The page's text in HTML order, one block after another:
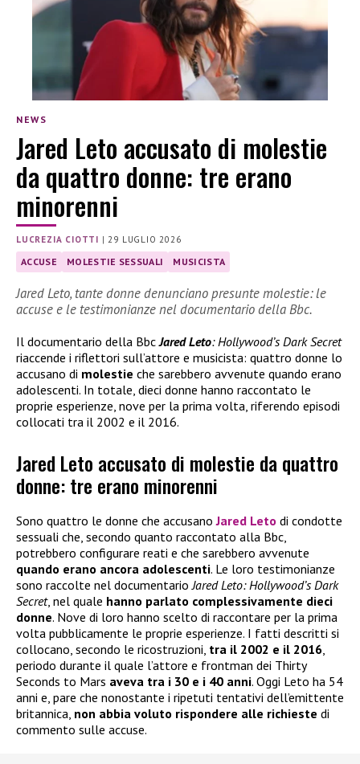
NEWS
Jared Leto accusato di molestie
da quattro donne: tre erano
minorenni
LUCREZIA CIOTTI | 29 LUGLIO 2026
ACCUSE MOLESTIE SESSUALI MUSICISTA
Jared Leto, tante donne denunciano presunte molestie: le
accuse e le testimonianze nel documentario della Bbc.
Il documentario della BbcJared Leto: Hollywood’s Dark Secret
riaccende i riflettori sull’attore e musicista: quattro donne lo
accusano di molestie che sarebbero avvenute quando erano
adolescenti. In totale, dieci donne hanno raccontato le
proprie esperienze, nove per la prima volta, riferendo episodi
collocati tra il 2002 e il 2016.
Jared Leto accusato di molestie da quattro
donne: tre erano minorenni
Sono quattro le donne che accusanoJared Leto di condotte
sessuali che, secondo quanto raccontato alla Bbc,
potrebbero configurare reati e che sarebbero avvenute
quando erano ancora adolescenti. Le loro testimonianze
sono raccolte nel documentario Jared Leto: Hollywood’s Dark
Secret, nel quale hanno parlato complessivamente dieci
donne. Nove di loro hanno scelto di raccontare per la prima
volta pubblicamente le proprie esperienze. I fatti descritti si
collocano, secondo le ricostruzioni, tra il 2002 e il 2016
periodo durante il quale l’attore e frontman dei Thirty
Seconds to Mars aveva tra i 30 e i 40 anni. Oggi Leto ha 54
anni e, pare che nonostante i ripetuti tentativi dell’emittente
britannica, non abbia voluto rispondere alle richieste di
commento sulle accuse.